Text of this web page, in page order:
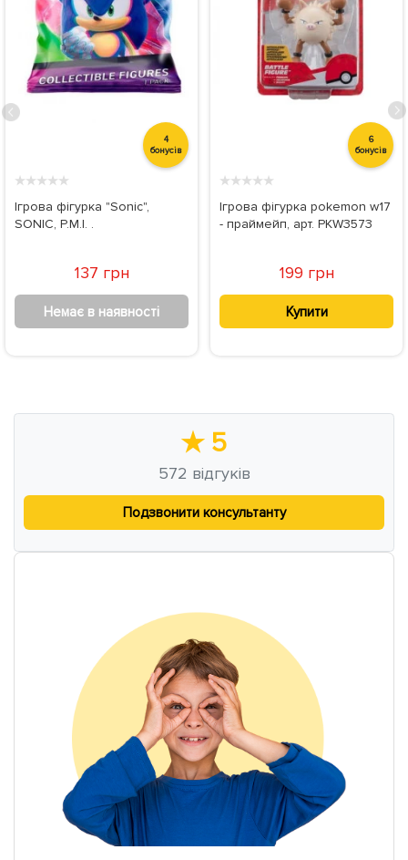
4
бонусів
★★★★★
Ігрова фігурка "Sonic",
SONIC, P.M.I. .
137 грн
Немає в наявності
6
бонусів
★★★★★
Ігрова фігурка pokemon w17
- праймейп, арт. PKW3573
199 грн
Купити
★ 5
572 відгуків
Подзвонити консультанту